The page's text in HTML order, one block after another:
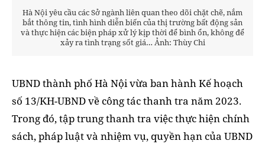
Hà Nội yêu cầu các Sở ngành liên quan theo dõi chặt chẽ, nắm
bắt thông tin, tình hình diễn biến của thị trường bất động sản
và thực hiện các biện pháp xử lý kịp thời để bình ổn, không để
xảy ra tình trạng sốt giá… Ảnh: Thùy Chi
UBND thành phố Hà Nội vừa ban hành Kế hoạch
số 13/KH-UBND về công tác thanh tra năm 2023.
Trong đó, tập trung thanh tra việc thực hiện chính
sách, pháp luật và nhiệm vụ, quyền hạn của UBND